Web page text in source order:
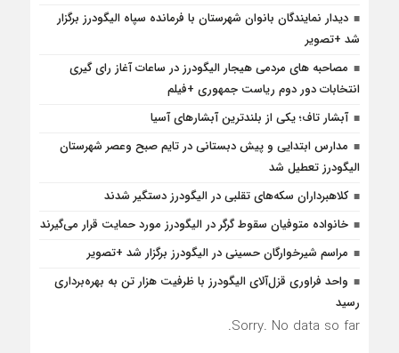
دیدار نمایندگان بانوان شهرستان با فرمانده سپاه الیگودرز برگزار
شد +تصویر
مصاحبه های مردمی هیجار الیگودرز در ساعات آغاز رای گیری
انتخابات دور دوم ریاست جمهوری +فیلم
آبشار تاف؛ یکی از بلندترین آبشارهای آسیا
مدارس ابتدایی و پیش دبستانی در تایم صبح وعصر شهرستان
الیگودرز تعطیل شد
کلاهبرداران سکه‌های تقلبی در الیگودرز دستگیر شدند
خانواده متوفیان سقوط گرگر در الیگودرز مورد حمایت قرار می‌گیرند
مراسم شیرخوارگان حسینی در الیگودرز برگزار شد +تصویر
واحد فراوری قزل‌آلای الیگودرز با ظرفیت هزار تن به بهره‌برداری
رسید
Sorry. No data so far.